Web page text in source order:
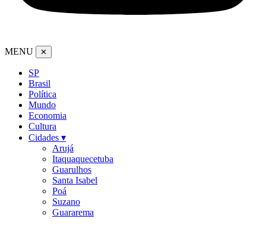
MENU ✕
SP
Brasil
Política
Mundo
Economia
Cultura
Cidades ▾
Arujá
Itaquaquecetuba
Guarulhos
Santa Isabel
Poá
Suzano
Guararema